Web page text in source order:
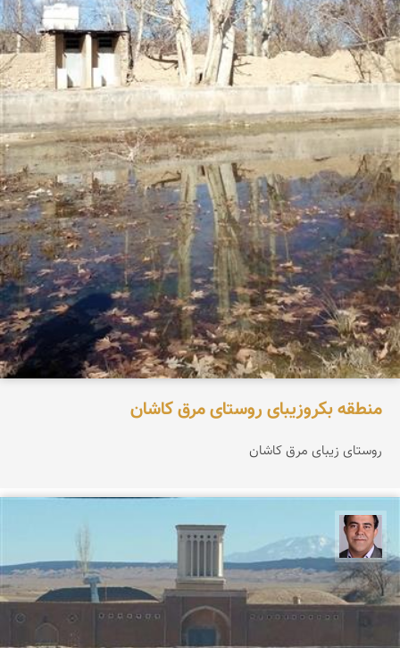
منطقه بکروزیبای روستای مرق کاشان
روستای زیبای مرق کاشان
امید فدایی